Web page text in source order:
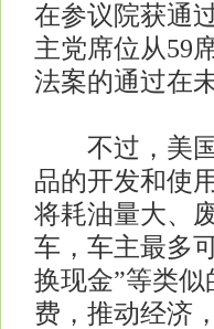
在参议院获通
主党席位从59
法案的通过在
不过，美国
品的开发和使
将耗油量大、
车，车主最多
换现金”等类
费，推动经济